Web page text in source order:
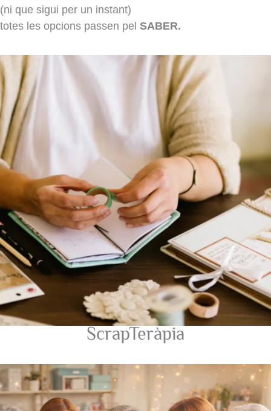
(ni que sigui per un instant)
totes les opcions passen pel SABER.
ScrapTeràpia